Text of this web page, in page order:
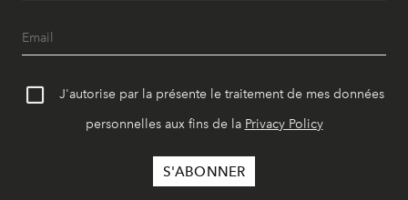
J'autorise par la présente le traitement de mes données
personnelles aux fins de la Privacy Policy